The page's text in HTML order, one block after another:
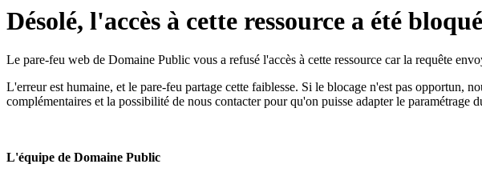
Désolé, l'accès à cette ressource a été bloqué
Le pare-feu web de Domaine Public vous a refusé l'accès à cette ressource car la requête
L'erreur est humaine, et le pare-feu partage cette faiblesse. Si le blocage n'est pas opportun,
complémentaires et la possibilité de nous contacter pour qu'on puisse adapter le paramétrage
L'équipe de Domaine Public